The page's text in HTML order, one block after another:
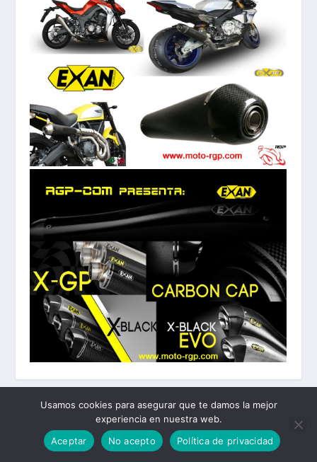
Elegant Themes| Desarrollado por WordPress
Usamos cookies para asegurar que te damos la mejor
experiencia en nuestra web.
Aceptar
No acepto Política de privacidad